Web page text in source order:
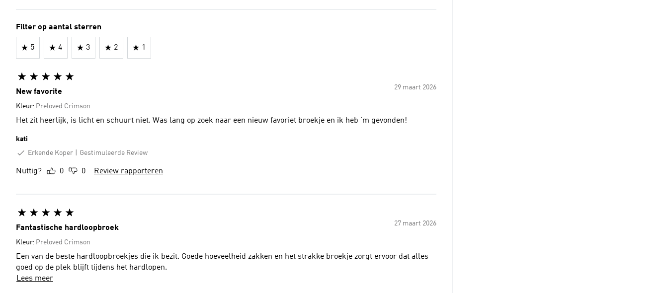
Filter op aantal sterren
5 4 3 2 1
29 maart 2026
New favorite
Kleur: Preloved Crimson
Het zit heerlijk, is licht en schuurt niet. Was lang op zoek naar een nieuw favoriet broekje en ik heb 'm gevonden!
kati
Erkende Koper
Gestimuleerde Review
Nuttig? 0 0 Review rapporteren
27 maart 2026
Fantastische hardloopbroek
Kleur: Preloved Crimson
Een van de beste hardloopbroekjes die ik bezit. Goede hoeveelheid zakken en het strakke broekje zorgt ervoor dat alles
goed op de plek blijft tijdens het hardlopen.
Lees meer